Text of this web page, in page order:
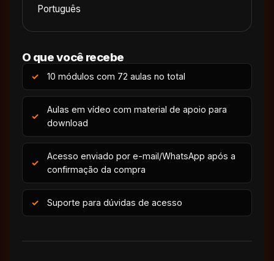
Português
O que você recebe
10 módulos com 72 aulas no total
Aulas em vídeo com material de apoio para
download
Acesso enviado por e-mail/WhatsApp após a
confirmação da compra
Suporte para dúvidas de acesso